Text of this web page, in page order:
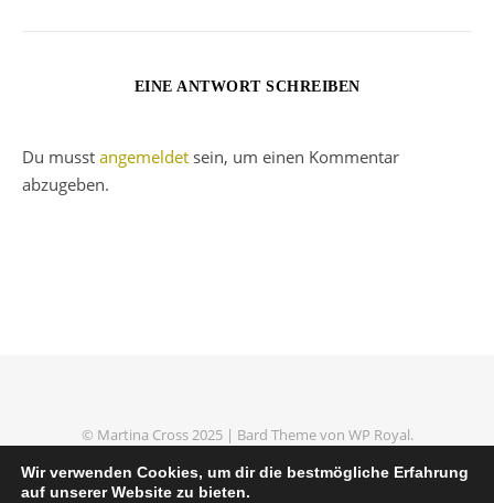
EINE ANTWORT SCHREIBEN
Du musst angemeldet sein, um einen Kommentar
abzugeben.
© Martina Cross 2025 | Bard Theme von WP Royal.
Impressum
Datenschutzerklärung
Wir verwenden Cookies, um dir die bestmögliche Erfahrung
auf unserer Website zu bieten.